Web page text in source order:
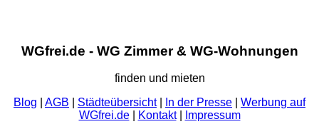
WGfrei.de - WG Zimmer & WG-Wohnungen
finden und mieten
Blog
AGB Städteübersicht| In der Presse
Werbung auf
WGfrei.de| Kontakt| Impressum